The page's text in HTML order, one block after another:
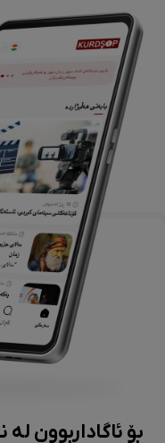
بۆ ئاگاداربوون